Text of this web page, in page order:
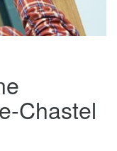
Chastel